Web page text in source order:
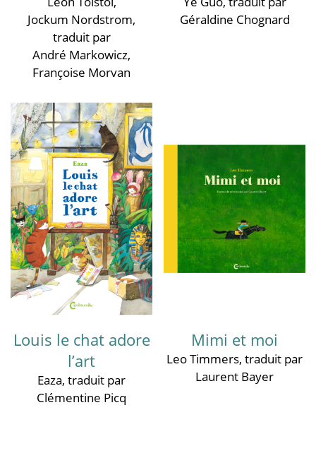
Jockum Nordstrom,
traduit par
André Markowicz,
Françoise Morvan
Géraldine Chognard
Louis le chat adore
l’art
Eaza, traduit par
Clémentine Picq
Mimi et moi
Leo Timmers, traduit par
Laurent Bayer